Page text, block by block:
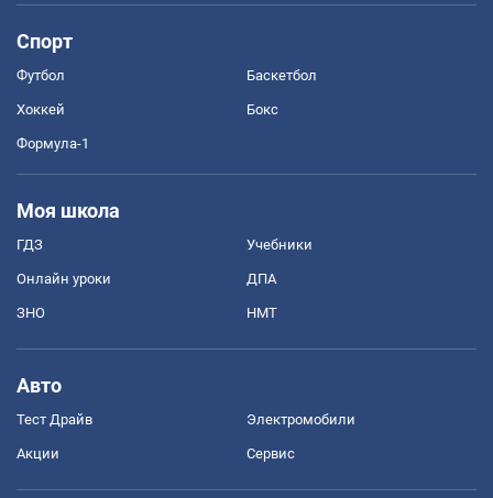
Спорт
Футбол Баскетбол
Хоккей Бокс
Формула-1
Моя школа
ГДЗ Учебники
Онлайн уроки ДПА
ЗНО НМТ
Авто
Тест Драйв Электромобили
Акции Сервис